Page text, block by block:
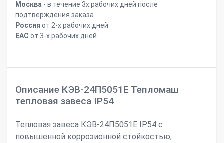
Москва - в течение 3х рабочих дней после
подтверждения заказа
Россия от 2-х рабочих дней
ЕАС от 3-х рабочих дней
Описание КЭВ-24П5051Е Тепломаш
тепловая завеса IP54
Тепловая завеса КЭВ-24П5051Е IP54 с
повышенной коррозионной стойкостью,